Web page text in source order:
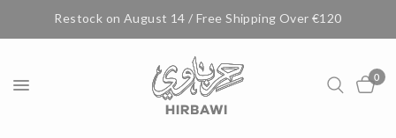
Restock on August 14 / Free Shipping Over €120
0